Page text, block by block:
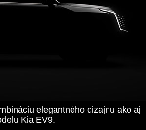
elegantného dizajnu ako aj
Kia EV9.